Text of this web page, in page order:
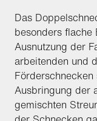
Das
besonders flache
Ausnutzung der
arbeitenden und
Ausbringung der
gemischten